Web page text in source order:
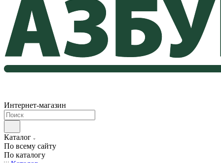
Интернет-магазин
Каталог
По всему сайту
По каталогу